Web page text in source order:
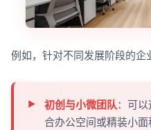
例如，针对不同发展阶段的企
初创与小微团队：可以
合办公空间或精装小